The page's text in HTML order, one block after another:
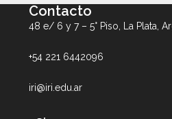
Contacto
48 e/ 6 y 7 – 5° Piso, La Plata,
+54 221 6442096
iri@iri.edu.ar